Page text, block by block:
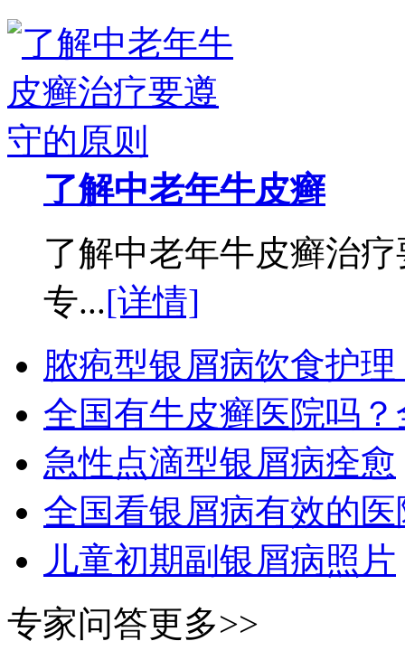
了解中老年牛皮癣
了解中老年牛皮癣治
专...[详情]
脓疱型银屑病饮食护
全国有牛皮癣医院吗
急性点滴型银屑病痊愈
全国看银屑病有效的
儿童初期副银屑病照片
专家问答更多>>